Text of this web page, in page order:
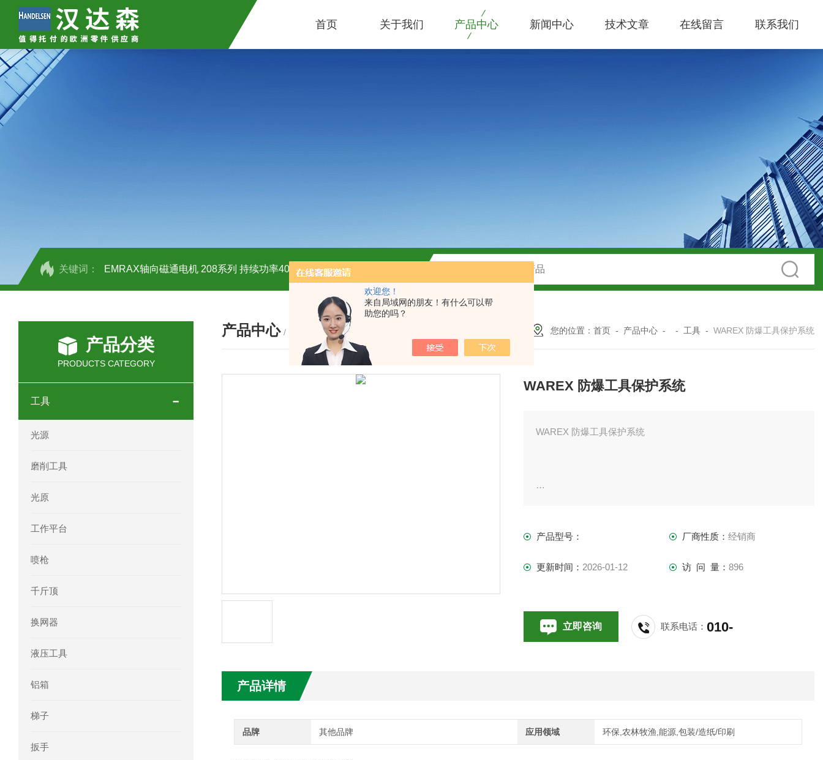
欢迎您！
来自局域网的朋友！有什么可以帮
助您的吗？
首页 关于我们 产品中心 新闻中心 技术文章 在线留言 联系我们
关键词： EMRAX轴向磁通电机 208系列 持续功率40kw
OEMER三相同步电机MTES 132SB/2参数及应用
OEMER三相同步电机MTES 160MA/2参数及应用
OEMER电机QLS 180M环保农业领域应用
AC-MOTOREN电机FCPA 71B-2参数介绍
产品分类
PRODUCTS CATEGORY
工具
光源
磨削工具
光原
工作平台
喷枪
千斤顶
换网器
液压工具
铝箱
梯子
扳手
产品中心 / PRODUCTS 您的位置： 首页 - 产品中心 - - 工具 - WAREX 防爆工具保护系统
WAREX 防爆工具保护系统
WAREX 防爆工具保护系统
系统
自2004年以来，我们一直提供可用于防爆的完整保护系统。保护
相关的中间罐和一个EC型式测试控制器的组合
产品型号： 厂商性质： 经销商
更新时间： 2026-01-12 访 问 量： 896
立即咨询 联系电话：010-
产品详情
品牌 其他品牌 应用领域 环保,农林牧渔,能源,包装/造纸/印刷